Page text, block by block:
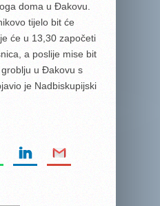
doma u Đakovu.
tijelo bit će
će u 13,30 započeti
a poslije mise bit
u Đakovu s
je Nadbiskupijski